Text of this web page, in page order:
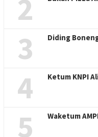
2
3 Diding
4 Ketum KNPI
5 Waketum